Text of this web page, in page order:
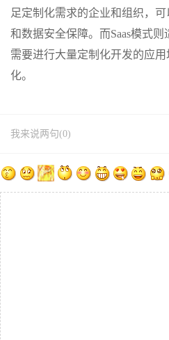
足定制化需求的企业和组织，
和数据安全保障。而Saas模式
需要进行大量定制化开发的应
化。
我来说两句(0)